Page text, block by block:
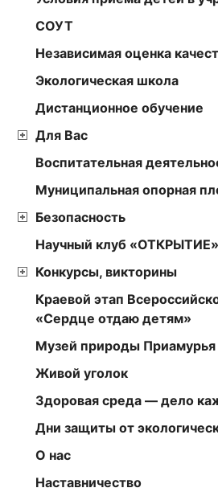
СОУТ
Независимая оценка
Экологическая школа
Дистанционное обучение
Для Вас
Воспитательная
Муниципальная опорная
Безопасность
Научный клуб «ОТКРЫТИЕ»
Конкурсы, викторины
Краевой этап
«Сердце отдаю детям»
Музей природы Приамурья
Живой уголок
Здоровая среда — дело
Дни защиты от
О нас
Наставничество